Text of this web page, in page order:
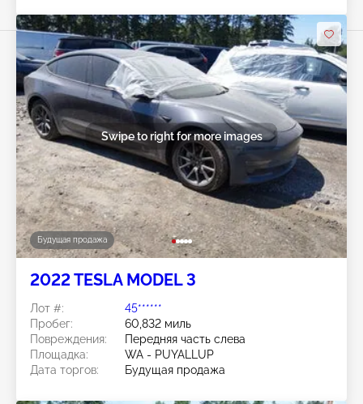
Будущая продажа
Swipe to right for more images
2022 TESLA MODEL 3
Лот #:
45******
Пробег:
60,832 миль
Повреждения:
Передняя часть слева
Площадка:
WA - PUYALLUP
Дата торгов:
Будущая продажа